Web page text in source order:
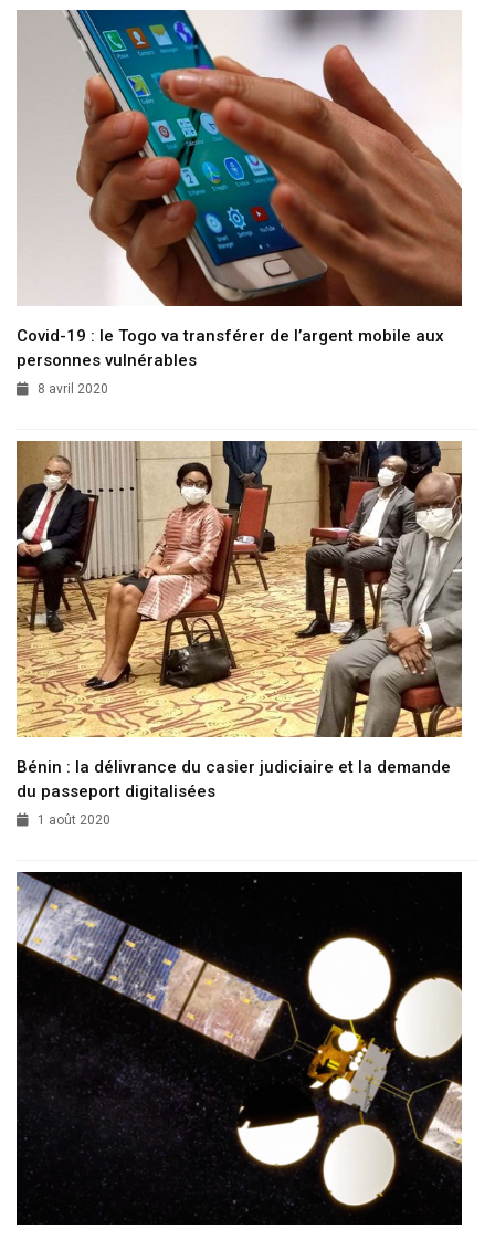
Covid-19 : le Togo va transférer de l’argent mobile aux
personnes vulnérables
8 avril 2020
Bénin : la délivrance du casier judiciaire et la demande
du passeport digitalisées
1 août 2020